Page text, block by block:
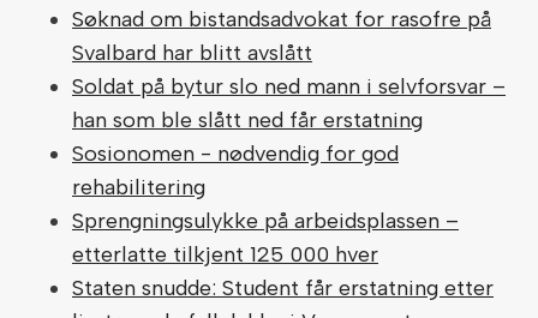
Søknad om bistandsadvokat for rasofre på
Svalbard har blitt avslått
Soldat på bytur slo ned mann i selvforsvar –
han som ble slått ned får erstatning
Sosionomen - nødvendig for god
rehabilitering
Sprengningsulykke på arbeidsplassen –
etterlatte tilkjent 125 000 hver
Staten snudde: Student får erstatning etter